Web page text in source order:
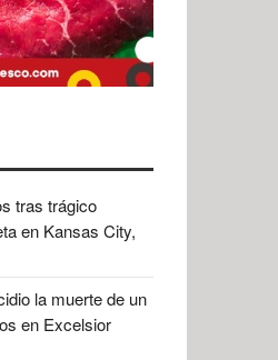
tras trágico
en Kansas City,
la muerte de un
en Excelsior